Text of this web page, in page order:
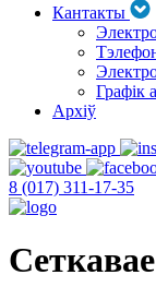
Кантакты
Графік
Архіў
8 (017) 311-17-35